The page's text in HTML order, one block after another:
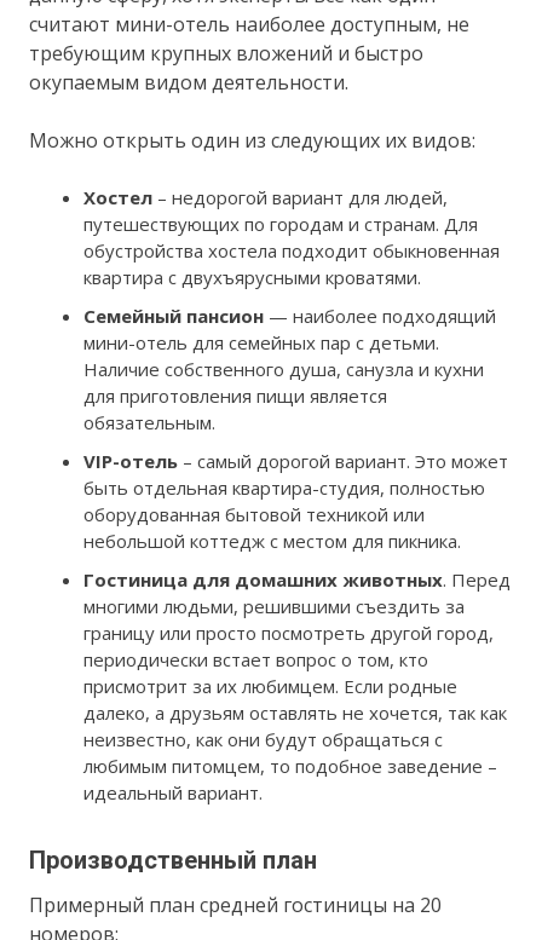
считают мини-отель наиболее доступным, не
требующим крупных вложений и быстро
окупаемым видом деятельности.
Можно открыть один из следующих их видов:
Хостел – недорогой вариант для людей,
путешествующих по городам и странам. Для
обустройства хостела подходит обыкновенная
квартира с двухъярусными кроватями.
Семейный пансион — наиболее подходящий
мини-отель для семейных пар с детьми.
Наличие собственного душа, санузла и кухни
для приготовления пищи является
обязательным.
VIP-отель – самый дорогой вариант. Это может
быть отдельная квартира-студия, полностью
оборудованная бытовой техникой или
небольшой коттедж с местом для пикника.
Гостиница для домашних животных. Перед
многими людьми, решившими съездить за
границу или просто посмотреть другой город,
периодически встает вопрос о том, кто
присмотрит за их любимцем. Если родные
далеко, а друзьям оставлять не хочется, так как
неизвестно, как они будут обращаться с
любимым питомцем, то подобное заведение –
идеальный вариант.
Производственный план
Примерный план средней гостиницы на 20
номеров: